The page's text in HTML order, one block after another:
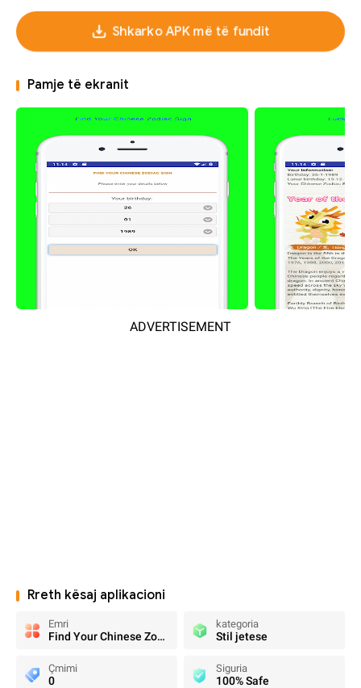
Shkarko APK më të fundit
Pamje të ekranit
ADVERTISEMENT
Rreth kësaj aplikacioni
Emri
Find Your Chinese Zodiac Sign
kategoria
Stil jetese
Çmimi
0
Siguria
100% Safe